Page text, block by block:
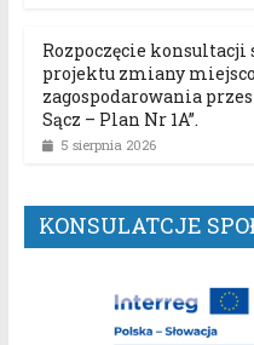
Rozpoczęcie konsultacji
projektu zmiany
zagospodarowania
Sącz – Plan Nr 1A”.
5 sierpnia 2026
KONSULATCJE